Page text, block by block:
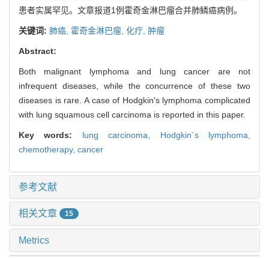
患者实属罕见。文章报道1例霍奇金淋巴瘤合并肺鳞癌病例。
关键词: 肺癌, 霍奇金淋巴瘤, 化疗, 肿瘤
Abstract:
Both malignant lymphoma and lung cancer are not
infrequent diseases, while the concurrence of these two
diseases is rare. A case of Hodgkin's lymphoma complicated
with lung squamous cell carcinoma is reported in this paper.
Key words: lung carcinoma, Hodgkin´s lymphoma,
chemotherapy, cancer
参考文献
相关文章 15
Metrics